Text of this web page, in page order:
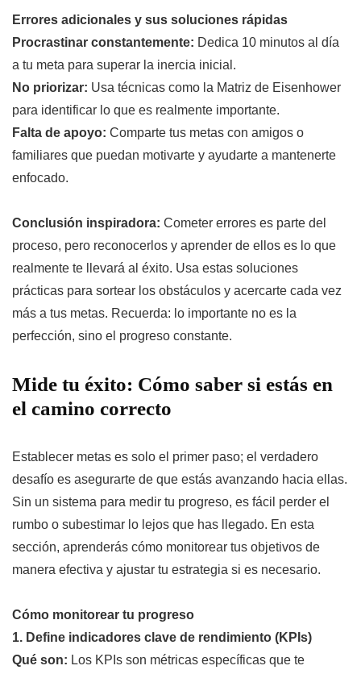
Errores adicionales y sus soluciones rápidas
Procrastinar constantemente: Dedica 10 minutos al día
a tu meta para superar la inercia inicial.
No priorizar: Usa técnicas como la Matriz de Eisenhower
para identificar lo que es realmente importante.
Falta de apoyo: Comparte tus metas con amigos o
familiares que puedan motivarte y ayudarte a mantenerte
enfocado.
Conclusión inspiradora: Cometer errores es parte del
proceso, pero reconocerlos y aprender de ellos es lo que
realmente te llevará al éxito. Usa estas soluciones
prácticas para sortear los obstáculos y acercarte cada vez
más a tus metas. Recuerda: lo importante no es la
perfección, sino el progreso constante.
Mide tu éxito: Cómo saber si estás en
el camino correcto
Establecer metas es solo el primer paso; el verdadero
desafío es asegurarte de que estás avanzando hacia ellas.
Sin un sistema para medir tu progreso, es fácil perder el
rumbo o subestimar lo lejos que has llegado. En esta
sección, aprenderás cómo monitorear tus objetivos de
manera efectiva y ajustar tu estrategia si es necesario.
Cómo monitorear tu progreso
1. Define indicadores clave de rendimiento (KPIs)
Qué son: Los KPIs son métricas específicas que te